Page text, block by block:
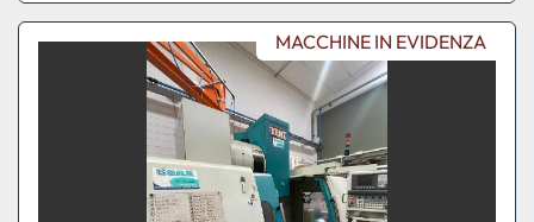
MACCHINE IN EVIDENZA